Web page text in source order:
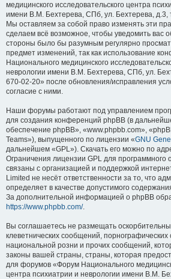
медицинского исследовательского центра
имени В.М. Бехтерева, СПб, ул. Бехтерева, д.3,
Мы оставляем за собой право изменять эти
сделаем всё возможное, чтобы уведомить вас
стороны было бы разумным регулярно
предмет изменений, так как использование
Национального медицинского
неврологии имени В.М. Бехтерева, СПб, ул.
670-02-20» после обновления/исправления
согласие с ними.
Наши форумы работают под управлением
для создания конференций phpBB (в
обеспечение phpBB», «www.phpbb.com»,
Teams»), выпущенного по лицензии «GNU
дальнейшем «GPL»). Скачать его можно по
Ограничения лицензии GPL для программного
связаны с организацией и поддержкой
Limited не несёт ответственности за то, что
определяет в качестве допустимого
За дополнительной информацией о phpBB
https://www.phpbb.com/.
Вы соглашаетесь не размещать
клеветнических сообщений,
национальной розни и прочих сообщений,
законы вашей страны, страны, которая
для форумов «Форум Национального
центра психиатрии и неврологии имени В.М.